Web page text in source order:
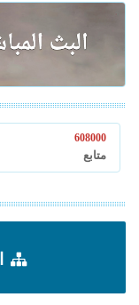
608000
متابع